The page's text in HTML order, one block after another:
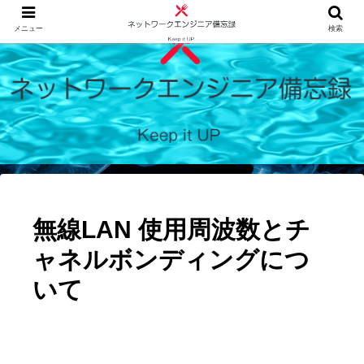
無線LAN 使用周波数とチ
ャネルボンディングにつ
いて
メニュー 検索